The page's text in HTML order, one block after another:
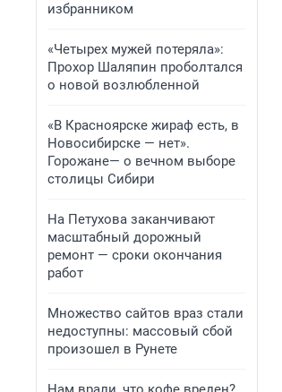
избранником
«Четырех мужей потеряла»:
Прохор Шаляпин проболтался
о новой возлюбленной
«В Красноярске жираф есть, в
Новосибирске — нет».
Горожане— о вечном выборе
столицы Сибири
На Петухова заканчивают
масштабный дорожный
ремонт — сроки окончания
работ
Множество сайтов враз стали
недоступны: массовый сбой
произошел в Рунете